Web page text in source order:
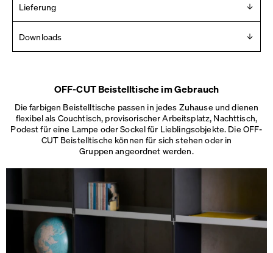
Fußbodens.
Design
Jahr
Deutschland
Maße
Rechteckig: L 56 × B 34 × H 60 cm
Halbrund: L 56 × B 34 × H 60 cm
6,5 – 9 kg
Details
Montage nicht erforderlich.
Lieferung
Lieferung innerhalb von 2 – 10 Tagen (Mo.-Fr.). Mehr Details.
Downloads
3D
Maße
OFF-CUT Beistelltische im Gebrauch
Die farbigen Beistelltische passen in jedes Zuhause und dienen
flexibel als Couchtisch, provisorischer Arbeitsplatz, Nachttisch,
Podest für eine Lampe oder Sockel für Lieblingsobjekte. Die OFF-
CUT Beistelltische können für sich stehen oder in
Gruppen angeordnet werden.